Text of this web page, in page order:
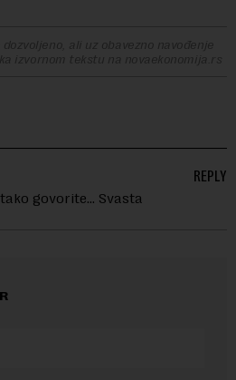
ali uz obavezno navođenje
izvornom tekstu na novaekonomija.rs
govorite… Svasta
REPLY